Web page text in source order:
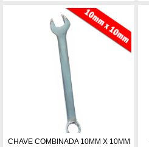
CHAVE COMBINADA 10MM X 10MM